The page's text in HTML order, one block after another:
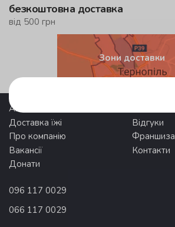
безкоштовна доставка
від 500 грн
Зони доставки
Акції
Доставка їжі
Відгуки
Про компанію
Франшиза
Вакансії
Контакти
Донати
096 117 0029
066 117 0029